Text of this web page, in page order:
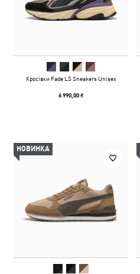
Кросівки Fade LS Sneakers Unisex
6 990,00 ₴
НОВИНКА